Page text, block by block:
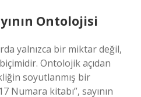
Ontolojisi
yalnızca bir miktar değil,
Ontolojik açıdan
soyutlanmış bir
Numara kitabı”, sayının